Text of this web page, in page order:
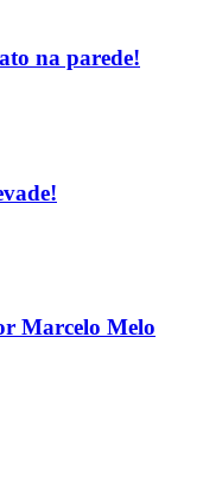
na parede!
Marcelo Melo